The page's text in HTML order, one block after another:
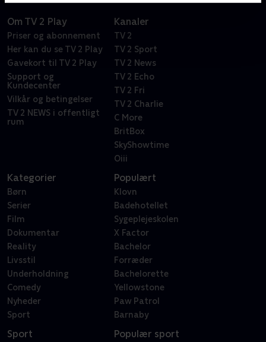
Om TV 2 Play
Priser og abonnement
Her kan du se TV 2 Play
Gavekort til TV 2 Play
Support og
Kundecenter
Vilkår og betingelser
TV 2 NEWS i offentligt
rum
Kanaler
TV 2
TV 2 Sport
TV 2 News
TV 2 Echo
TV 2 Fri
TV 2 Charlie
C More
BritBox
SkyShowtime
Oiii
Kategorier
Børn
Serier
Film
Dokumentar
Reality
Livsstil
Underholdning
Comedy
Nyheder
Sport
Populært
Klovn
Badehotellet
Sygeplejeskolen
X Factor
Bachelor
Forræder
Bachelorette
Yellowstone
Paw Patrol
Barnaby
Sport Populær sport